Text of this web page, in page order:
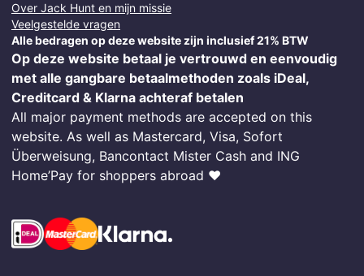
Over Jack Hunt en mijn missie
Veelgestelde vragen
Alle bedragen op deze website zijn inclusief 21% BTW
Op deze website betaal je vertrouwd en eenvoudig
met alle gangbare betaalmethoden zoals iDeal,
Creditcard & Klarna achteraf betalen
All major payment methods are accepted on this
website. As well as Mastercard, Visa, Sofort
Überweisung, Bancontact Mister Cash and ING
Home’Pay for shoppers abroad ❤️